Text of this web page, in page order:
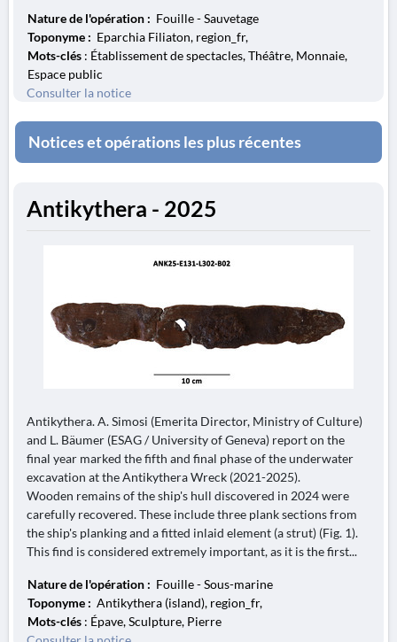
Nature de l'opération : Fouille - Sauvetage
Toponyme : Eparchia Filiaton, region_fr,
Mots-clés : Établissement de spectacles, Théâtre, Monnaie,
Espace public
Consulter la notice
Notices et opérations les plus récentes
Antikythera - 2025
Antikythera. A. Simosi (Emerita Director, Ministry of Culture)
and L. Bäumer (ESAG / University of Geneva) report on the
final year marked the fifth and final phase of the underwater
excavation at the Antikythera Wreck (2021-2025).
Wooden remains of the ship's hull discovered in 2024 were
carefully recovered. These include three plank sections from
the ship's planking and a fitted inlaid element (a strut) (Fig. 1).
This find is considered extremely important, as it is the first...
Nature de l'opération : Fouille - Sous-marine
Toponyme : Antikythera (island), region_fr,
Mots-clés : Épave, Sculpture, Pierre